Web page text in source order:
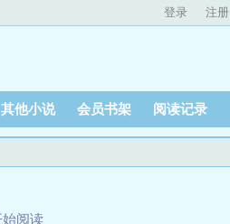
登录 注册
其他小说 会员书架 阅读记录
始阅读